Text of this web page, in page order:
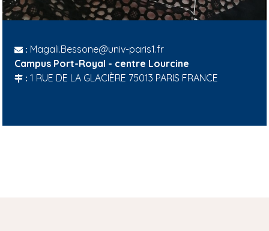
: Magali.Bessone@univ-paris1.fr
Campus Port-Royal - centre Lourcine
: 1 RUE DE LA GLACIÈRE 75013 PARIS FRANCE